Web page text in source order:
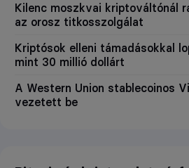
Kilenc moszkvai kriptováltónál
az orosz titkosszolgálat
Kriptósok elleni támadásokkal
mint 30 millió dollárt
A Western Union stablecoinos
vezetett be